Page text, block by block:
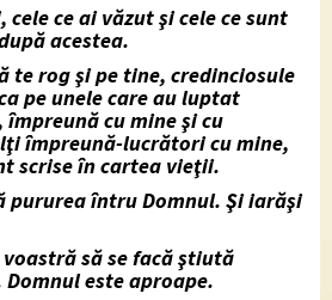
ce ai văzut şi cele ce sunt
acestea.
te rog şi pe tine, credinciosule
pe unele care au luptat
cu mine şi cu
împreună-lucrători cu mine,
scrise în cartea vieţii.
întru Domnul. Şi iarăşi
să se facă ştiută
este aproape.